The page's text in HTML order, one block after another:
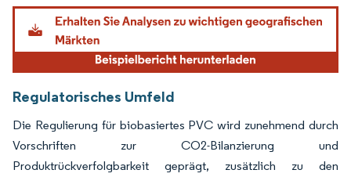
Bild © Mordor Intelligence. Wiederverwendung erfordert Namensnennung gemäß
Regulatorisches Umfeld
Die Regulierung für biobasiertes PVC wird zunehmend durch
Vorschriften zur CO2-Bilanzierung und
Produktrückverfolgbarkeit geprägt, zusätzlich zu den